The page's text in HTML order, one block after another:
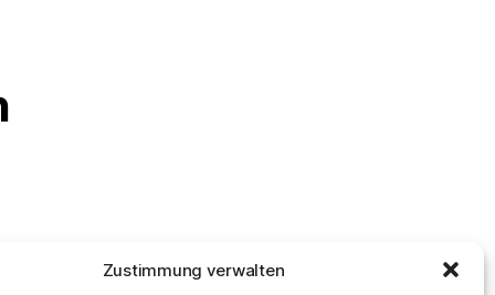
Zustimmung verwalten